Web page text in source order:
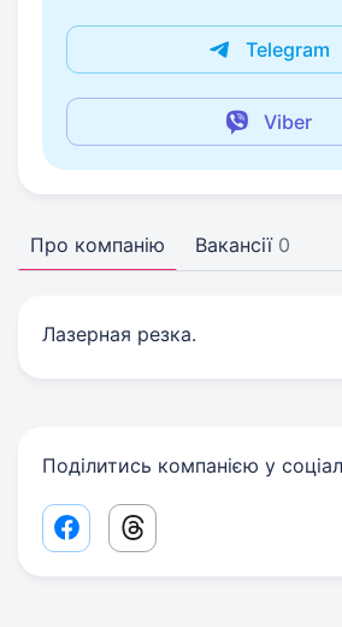
Telegram
Viber
Про компанію Вакансії 0
Лазерная резка.
Поділитись компанією у
Facebook share link
Threads share link